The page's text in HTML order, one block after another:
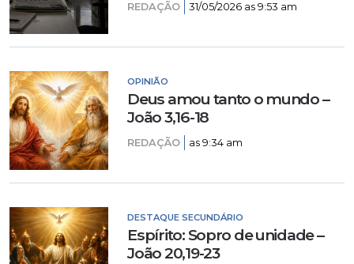
REDAÇÃO 31/05/2026 as 9:53 am
OPINIÃO
Deus amou tanto o mundo –
João 3,16-18
REDAÇÃO as 9:34 am
DESTAQUE SECUNDÁRIO
Espírito: Sopro de unidade –
João 20,19-23